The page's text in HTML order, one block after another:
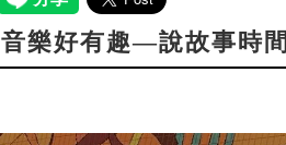
音樂好有趣—說故事時間